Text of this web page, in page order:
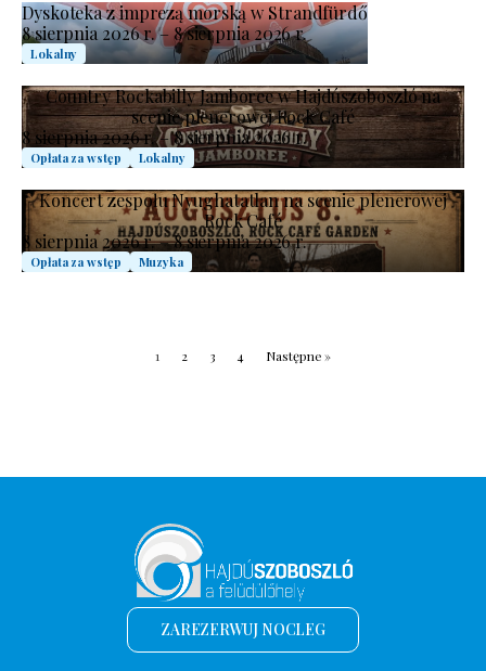
Dyskoteka z imprezą morską w Strandfürdő
8 sierpnia 2026 r. – 8 sierpnia 2026 r.
Lokalny
Country Rockabilly Jamboree w Hajdúszoboszló na
scenie plenerowej Rock Café
8 sierpnia 2026 r. – 8 sierpnia 2026 r.
Opłata za wstęp Lokalny
Koncert zespołu Nyughatatlan na scenie plenerowej
Rock Café
8 sierpnia 2026 r. – 8 sierpnia 2026 r.
Opłata za wstęp Muzyka
1 2 3 4 Następne »
ZAREZERWUJ NOCLEG